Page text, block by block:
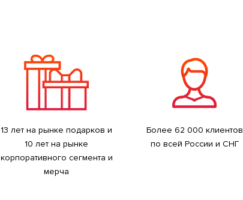
13 лет на рынке подарков и
10 лет на рынке
корпоративного сегмента и
мерча
Более 62 000 клиентов
по всей России и СНГ